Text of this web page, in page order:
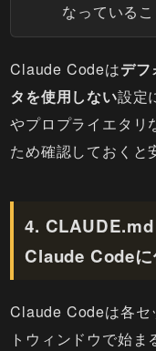
なっている
Claude Codeはデフ
タを使用しない設定
やプロプライエタリ
ため確認しておくと
4.
Claude Codeに
Claude Codeは各セ
トウィンドウで始